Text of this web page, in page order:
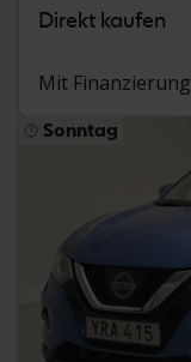
Direkt kaufen
Mit Finanzierung
Sonntag